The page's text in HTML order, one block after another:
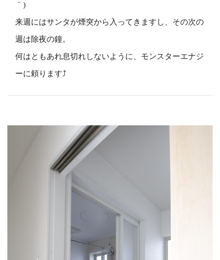
｀)
来週にはサンタが煙突から入ってきますし、その次の
週は除夜の鐘。
何はともあれ息切れしないように、モンスターエナジ
ーに頼ります⤴